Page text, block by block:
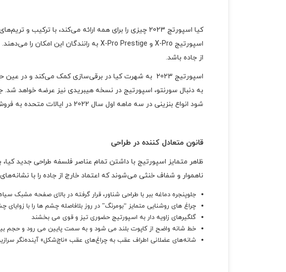
از جاده باشد.
اسپورتیج 2023 به شهرت کیا در برقی‌سازی کمک می‌کند و در عین حال تعهد این برند به ساخت شاسی‌بلندهای مقاوم و توانمند را تقویت می‌کند.
به دنبال سورنتو، اسپورتیج در نسخه هیبریدی نیز عرضه خواهد
شود انواع بنزینی در سه ماهه اول سال 2022 در ایالات متحده به فروش برسد.
قانون متعادل کننده در طراحی
ظاهر متمایز اسپورتیج با داشتن تمام عناصر فلسفه طراحی جدید
ناهموار و شفاف خنثی می‌شوند که اعتماد خارج از جاده را با
جلوپنجره دماغه ببر با طراحی شناور، قرار گرفته در بالای صفحه مشبک
چراغ های روشنایی متمایز “بومرنگ” در روز بلافاصله چشم ها را با
گلگیرهای زاویه دار به اسپورتیج حضوری تیز و قوی می بخشند
خط شانه واضح از کاپوت بلند می شود و به سمت پایین می رود و حجم
شانه‌های عضلانی اطراف عقب به چراغ‌های عقب «ناچ‌شکل» آینده‌نگر